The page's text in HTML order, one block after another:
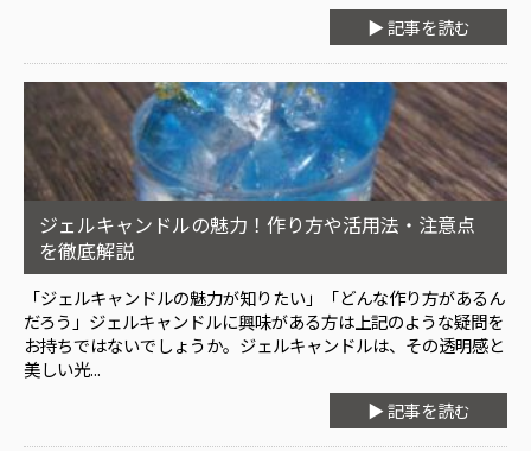
▶ 記事を読む
ジェルキャンドルの魅力！作り方や活用法・注意点
を徹底解説
「ジェルキャンドルの魅力が知りたい」「どんな作り方があるん
だろう」ジェルキャンドルに興味がある方は上記のような疑問を
お持ちではないでしょうか。ジェルキャンドルは、その透明感と
美しい光...
▶ 記事を読む